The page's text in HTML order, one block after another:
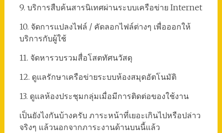
9. บริการสืบค้นสารนิเทศผ่านระบบเครือข่าย Internet
10. จัดการแปลงไฟล์ / คัดลอกไฟล์ต่างๆ เพื่อออกให้
บริการกับผู้ใช้
11. จัดหารวบรวมสื่อโสตทัศนวัสดุ
12. ดูแลรักษาเครือข่ายระบบห้องสมุดอัตโนมัติ
13. ดูแลห้องประชุมกลุ่มเมื่อมีการติดต่อของใช้งาน
เป็นยังไงกันบ้างครับ ภาระหน้าที่เยอะเกินไปหรือปล่าว
จริงๆ แล้วนอกจากภาระงานด้านบนนี้แล้ว